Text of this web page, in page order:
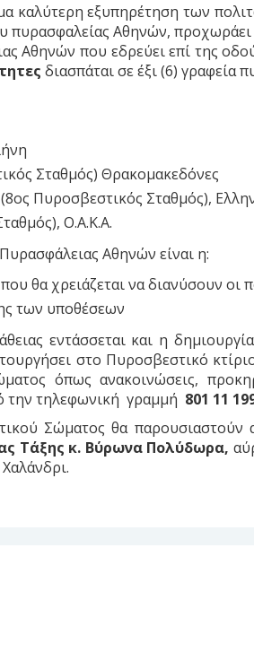
καλύτερη εξυπηρέτηση των
πυρασφαλείας Αθηνών,
Αθηνών που εδρεύει επί της
διασπάται σε έξι (6)
Σταθμός) Θρακομακεδόνες
Πυροσβεστικός Σταθμός),
Ο.Α.Κ.Α.
Αθηνών είναι η:
θα χρειάζεται να διανύσουν οι
των υποθέσεων
εντάσσεται και η δημιουργία
στο Πυροσβεστικό
όπως ανακοινώσεις,
την τηλεφωνική γραμμή 801 11
Σώματος θα
Τάξης κ. Βύρωνα Πολύδωρα,